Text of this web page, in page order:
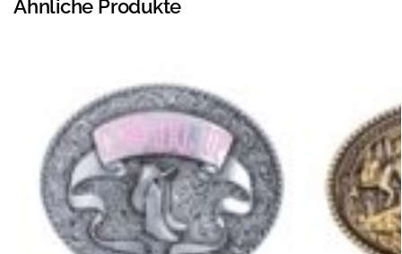
Ähnliche Produkte